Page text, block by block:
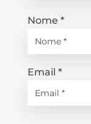
Nome *
Email *